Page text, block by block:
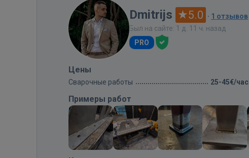
Dmitrijs 5.0 · 1 отзывов
Был на сайте: 1 д. 11 ч. назад
PRO
Цены
Сварочные работы 25-45€/час
Примеры работ